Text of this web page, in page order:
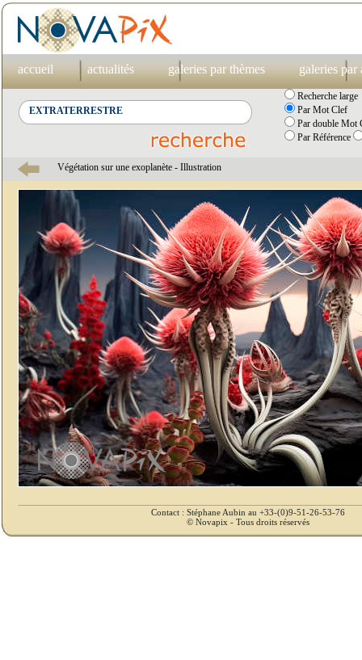
accueil actualités galeries par thèmes galeries par
Recherche large
Par Mot Clef
Par double Mot
Par Référence
Végétation sur une exoplanète - Illustration
Contact : Stéphane Aubin au +33-(0)9-51-26-53-76
© Novapix - Tous droits réservés